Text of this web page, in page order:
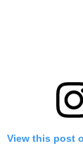
View this post